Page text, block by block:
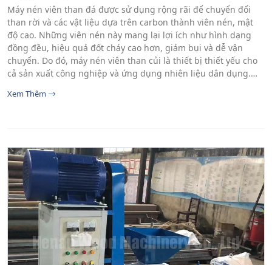
Máy nén viên than đá được sử dụng rộng rãi để chuyển đổi
than rời và các vật liệu dựa trên carbon thành viên nén, mật
độ cao. Những viên nén này mang lại lợi ích như hình dạng
đồng đều, hiệu quả đốt cháy cao hơn, giảm bụi và dễ vận
chuyển. Do đó, máy nén viên than củi là thiết bị thiết yếu cho
cả sản xuất công nghiệp và ứng dụng nhiên liệu dân dụng.…
Xem Thêm